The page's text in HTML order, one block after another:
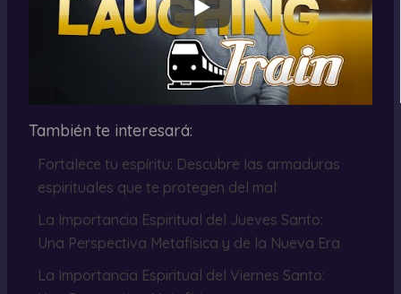
También te interesará:
Fortalece tu espíritu: Descubre las armaduras
espirituales que te protegen del mal
La Importancia Espiritual del Jueves Santo:
Una Perspectiva Metafísica y de la Nueva Era
La Importancia Espiritual del Viernes Santo: